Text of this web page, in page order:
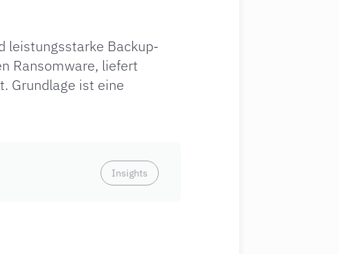
leistungsstarke Backup-
Ransomware, liefert
Grundlage ist eine
Insights